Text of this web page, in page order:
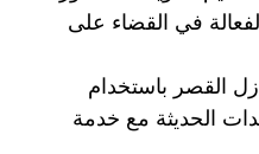
في القضاء على
القصر باستخدام
الحديثة مع خدمة